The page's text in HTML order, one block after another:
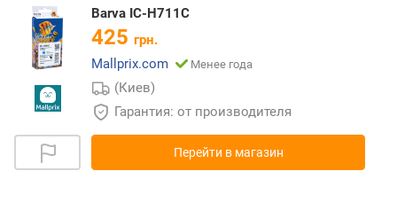
Barva IC-H711C
425 грн.
Mallprix.com
Менее года
(Киев)
Гарантия: от производителя
Перейти в магазин